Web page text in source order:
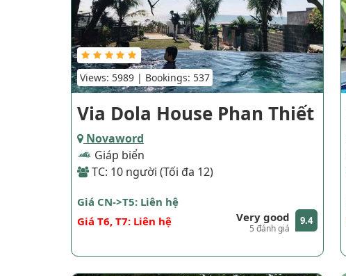
Views: 5989 | Bookings: 537
Via Dola House Phan Thiết
Novaword
Giáp biển
TC: 10 người (Tối đa 12)
Giá CN->T5: Liên hệ
Giá T6, T7: Liên hệ
Very good
5 đánh giá
9.4